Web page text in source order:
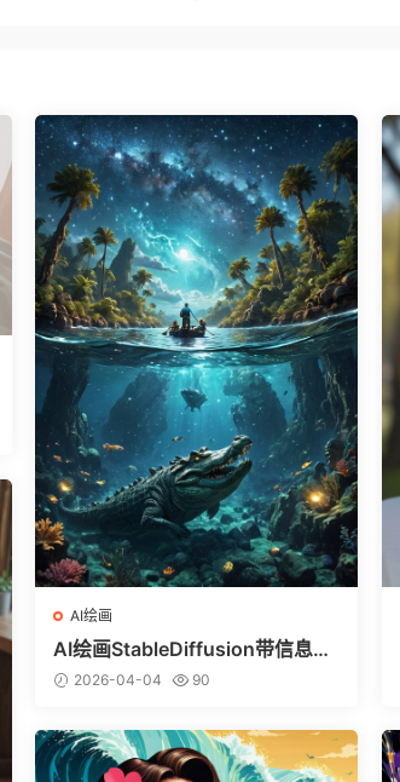
AI绘画
AI绘画StableDiffusion带信息样
图（civitai.com网站精选）-巨鳄
2026-04-04 90